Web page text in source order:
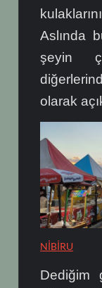
Aslında
şeyin
olarak
NİBİRU
Dediğim